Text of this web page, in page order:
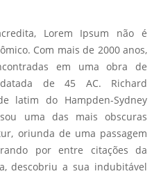
Lorem Ipsum não é
Com mais de 2000 anos,
em uma obra de
de 45 AC. Richard
latim do Hampden-Sydney
uma das mais obscuras
oriunda de uma passagem
por entre citações da
descobriu a sua indubitável